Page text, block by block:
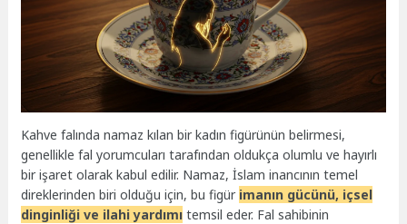
Kahve falında namaz kılan bir kadın figürünün belirmesi,
genellikle fal yorumcuları tarafından oldukça olumlu ve hayırlı
bir işaret olarak kabul edilir. Namaz, İslam inancının temel
direklerinden biri olduğu için, bu figür imanın gücünü, içsel
dinginliği ve ilahi yardımı temsil eder. Fal sahibinin